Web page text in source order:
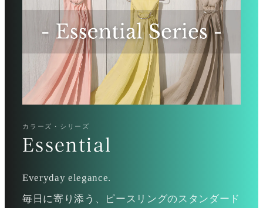
カラーズ・シリーズ
Essential
Everyday elegance.
毎日に寄り添う、ピースリングのスタンダード